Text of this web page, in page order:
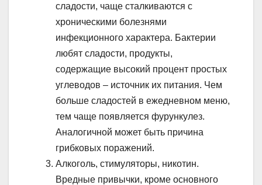
сладости, чаще сталкиваются с
хроническими болезнями
инфекционного характера. Бактерии
любят сладости, продукты,
содержащие высокий процент простых
углеводов – источник их питания. Чем
больше сладостей в ежедневном меню,
тем чаще появляется фурункулез.
Аналогичной может быть причина
грибковых поражений.
Алкоголь, стимуляторы, никотин.
Вредные привычки, кроме основного